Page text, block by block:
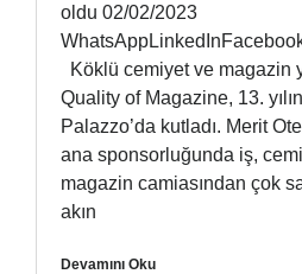
oldu 02/02/2023
Köklü cemiyet ve magazin
Quality of Magazine, 13.
Palazzo’da kutladı. Merit
ana sponsorluğunda iş,
magazin camiasından çok
akın
Devamını Oku